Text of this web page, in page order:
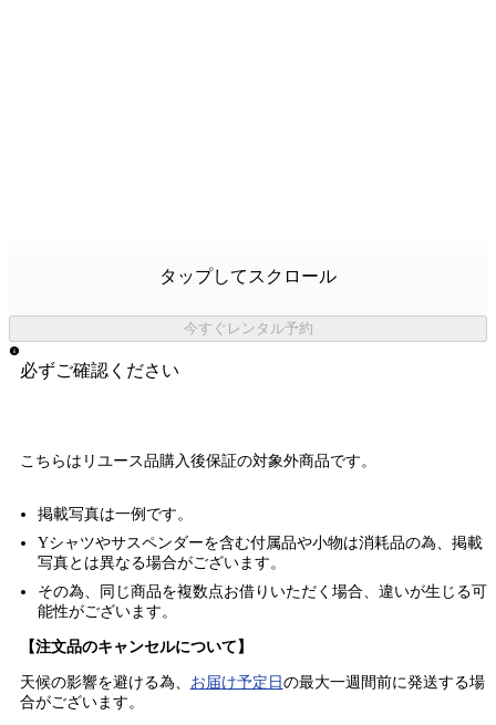
タップしてスクロール
今すぐレンタル予約
必ずご確認ください
こちらはリユース品購入後保証の対象外商品です。
掲載写真は一例です。
Yシャツやサスペンダーを含む付属品や小物は消耗品の為、掲載
写真とは異なる場合がございます。
その為、同じ商品を複数点お借りいただく場合、違いが生じる可
能性がございます。
【注文品のキャンセルについて】
天候の影響を避ける為、 お届け予定日 の最大一週間前に発送する場
合がございます。